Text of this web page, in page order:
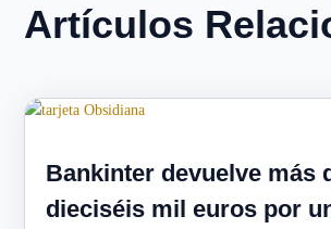
Artículos
Bankinter devuelve más
dieciséis mil euros por